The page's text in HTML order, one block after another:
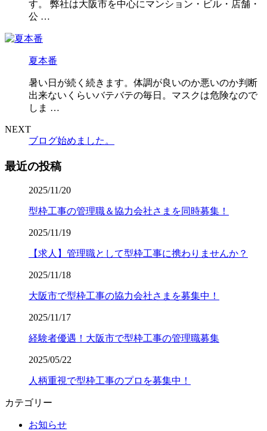
す。 弊社は大阪市を中心にマンション・ビル・店舗・
公 …
夏本番
暑い日が続く続きます。体調が良いのか悪いのか判断
出来ないくらいバテバテの毎日。マスクは危険なので
しま …
NEXT
ブログ始めました。
最近の投稿
2025/11/20
型枠工事の管理職＆協力会社さまを同時募集！
2025/11/19
【求人】管理職として型枠工事に携わりませんか？
2025/11/18
大阪市で型枠工事の協力会社さまを募集中！
2025/11/17
経験者優遇！大阪市で型枠工事の管理職募集
2025/05/22
人柄重視で型枠工事のプロを募集中！
カテゴリー
お知らせ